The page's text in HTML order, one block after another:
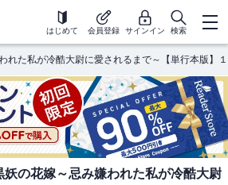
はじめて 会員登録 サインイン 検索
れた私が冷酷大尉に愛されるまで～【単行本版】１
妖の花嫁～忌み嫌われた私が冷酷大尉